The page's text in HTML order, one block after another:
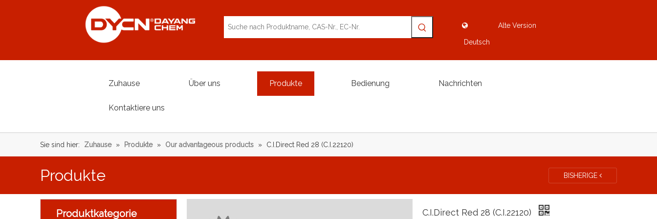
Deutsch
Alte Version
Zuhause Über uns Produkte Bedienung Nachrichten
Kontaktiere uns
Sie sind hier: Zuhause » Produkte » Our advantageous products » C.I.Direct Red 28 (C.I.22120)
Produkte BISHERIGE
Produktkategorie C.I.Direct Red 28 (C.I.22120)